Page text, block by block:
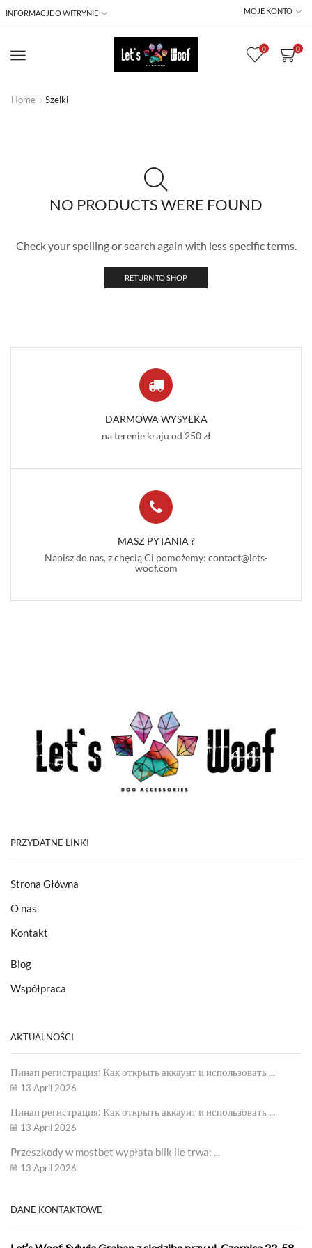
INFORMACJE O WITRYNIE MOJE KONTO
0 0
Menu
Home Szelki
NO PRODUCTS WERE FOUND
Check your spelling or search again with less specific terms.
RETURN TO SHOP
DARMOWA WYSYŁKA
na terenie kraju od 250 zł
MASZ PYTANIA ?
Napisz do nas, z chęcią Ci pomożemy: contact@lets-
woof.com
PRZYDATNE LINKI
Strona Główna
O nas
Kontakt
Blog
Współpraca
AKTUALNOŚCI
Пинап регистрация: Как открыть аккаунт и использовать ...
13 April 2026
Пинап регистрация: Как открыть аккаунт и использовать ...
13 April 2026
Przeszkody w mostbet wypłata blik ile trwa: ...
13 April 2026
DANE KONTAKTOWE